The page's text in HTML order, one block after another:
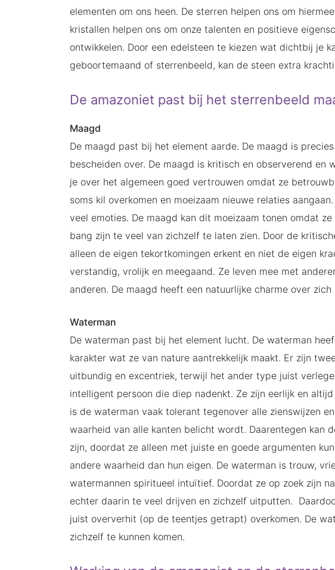
elementen om ons heen. De sterren helpen ons om
kristallen helpen ons om onze talenten en positieve
ontwikkelen. Door een edelsteen te kiezen wat dichtbij je
geboortemaand of sterrenbeeld, kan de steen extra
De amazoniet past bij het sterrenbeeld
Maagd
De maagd past bij het element aarde. De maagd is
bescheiden over. De maagd is kritisch en observerend en
je over het algemeen goed vertrouwen omdat ze
soms kil overkomen en moeizaam nieuwe relaties
veel emoties. De maagd kan dit moeizaam tonen omdat
bang zijn te veel van zichzelf te laten zien. Door de
alleen de eigen tekortkomingen erkent en niet de eigen
verstandig, vrolijk en meegaand. Ze leven mee met
anderen. De maagd heeft een natuurlijke charme over zich
Waterman
De waterman past bij het element lucht. De waterman
karakter wat ze van nature aantrekkelijk maakt. Er zijn
uitbundig en excentriek, terwijl het ander type juist
intelligent persoon die diep nadenkt. Ze zijn eerlijk en
is de waterman vaak tolerant tegenover alle zienswijzen
waarheid van alle kanten belicht wordt. Daarentegen kan
zijn, doordat ze alleen met juiste en goede argumenten
andere waarheid dan hun eigen. De waterman is trouw,
watermannen spiritueel intuïtief. Doordat ze op zoek zijn
echter daarin te veel drijven en zichzelf uitputten.
juist oververhit (op de teentjes getrapt) overkomen. De
zichzelf te kunnen komen.